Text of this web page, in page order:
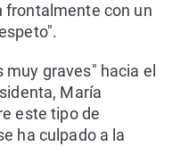
frontalmente con un
graves" hacia el
María
este tipo de
ha culpado a la